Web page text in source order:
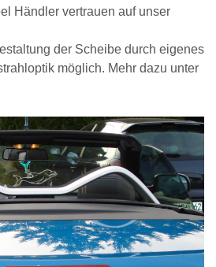
Händler vertrauen auf unser
der Scheibe durch eigenes
möglich. Mehr dazu unter